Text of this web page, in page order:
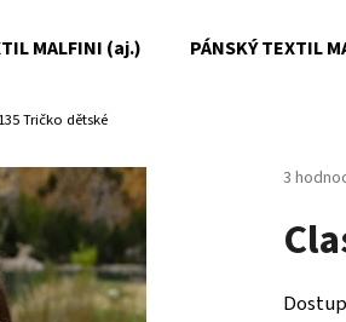
MALFINI (aj.) PÁNSKÝ TEXTIL
Tričko dětské
produktu
je
z
5
3
Co potřebujete najít?
HLEDAT